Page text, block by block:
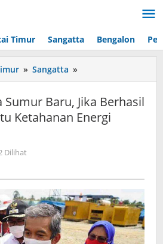
Timur Sangatta Bengalon
» Sangatta »
Buka
Baru,
Jika
Energi
Nasional
Baru, Jika Berhasil
Ketahanan Energi
Dilihat